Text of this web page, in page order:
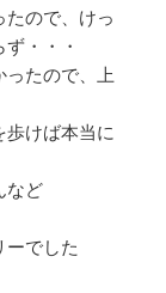
たので、けっ
・・・
ったので、上
歩けば本当に
など
ーでした